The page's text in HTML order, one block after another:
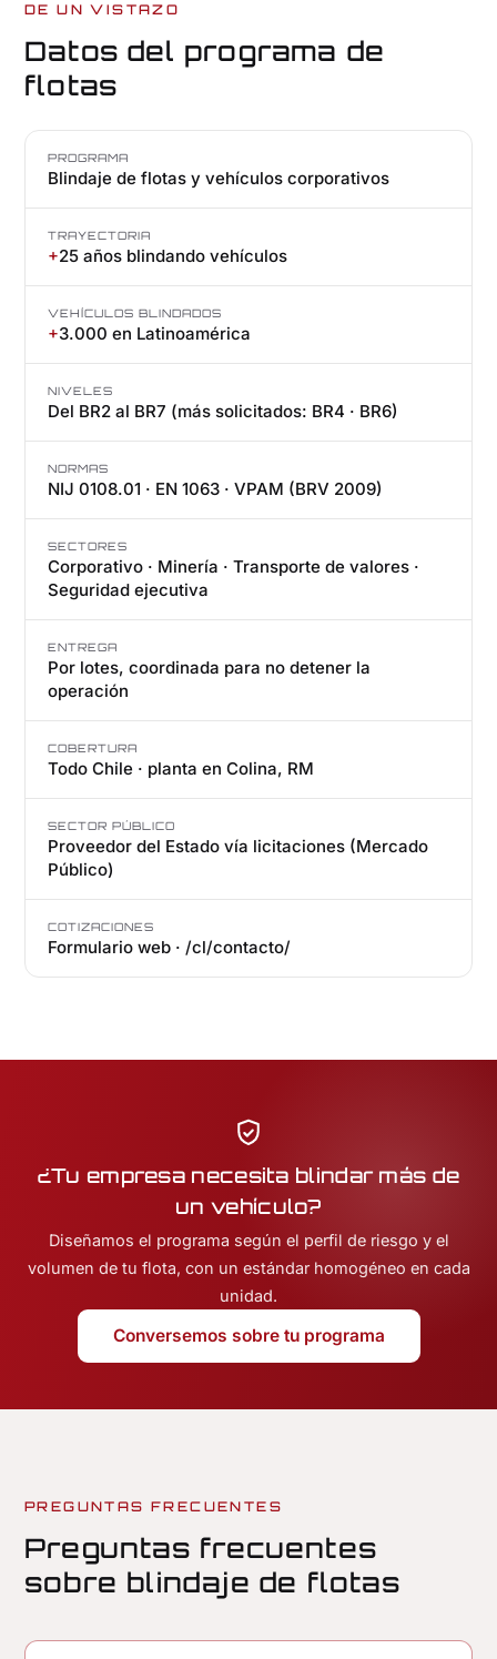
DE UN VISTAZO
Datos del programa de
flotas
PROGRAMA
Blindaje de flotas y vehículos corporativos
TRAYECTORIA
+25 años blindando vehículos
VEHÍCULOS BLINDADOS
+3.000 en Latinoamérica
NIVELES
Del BR2 al BR7 (más solicitados: BR4 · BR6)
NORMAS
NIJ 0108.01 · EN 1063 · VPAM (BRV 2009)
SECTORES
Corporativo · Minería · Transporte de valores ·
Seguridad ejecutiva
ENTREGA
Por lotes, coordinada para no detener la
operación
COBERTURA
Todo Chile · planta en Colina, RM
SECTOR PÚBLICO
Proveedor del Estado vía licitaciones (Mercado
Público)
COTIZACIONES
Formulario web · /cl/contacto/
¿Tu empresa necesita blindar más de
un vehículo?
Diseñamos el programa según el perfil de riesgo y el
volumen de tu flota, con un estándar homogéneo en cada
unidad.
Conversemos sobre tu programa
PREGUNTAS FRECUENTES
Preguntas frecuentes
sobre blindaje de flotas